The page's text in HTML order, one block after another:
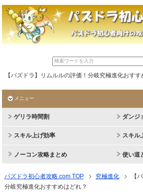
【パズドラ】リムルルの評価！分岐究極進化おすす
メニュー
ゲリラ時間割 ダンジ
スキル上げ効率 スキル
ノーコン攻略まとめ 使い道
パズドラ初心者攻略.com TOP 究極進化
【
分岐究極進化おすすめはどれ？